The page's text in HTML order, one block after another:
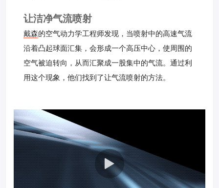
让洁净气流喷射
戴森的空气动力学工程师发现，当喷射中的高速气流
沿着凸起球面汇集，会形成一个高压中心，使周围的
空气被迫转向，从而汇聚成一股集中的气流。通过利
用这个现象，他们找到了让气流喷射的方法。